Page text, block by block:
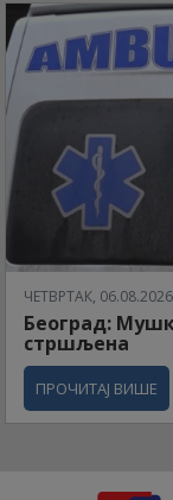
ЧЕТВРТАК,
Београд:
стршљена
ПРОЧИТАЈ ВИШЕ